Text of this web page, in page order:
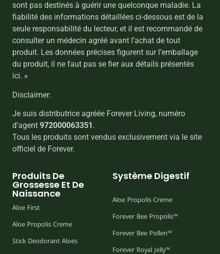
sont pas destinés à guérir une quelconque maladie. La
fiabilité des informations détaillées ci-dessous est de la
seule responsabilité du lecteur, et il est recommandé de
consulter un médecin agréé avant l’achat de tout
produit. Les données précises figurent sur l’emballage
du produit, il ne faut pas se fier aux détails présentés
ici. »
Disclaimer:
Je suis distributrice agréée Forever Living, numéro
d’agent 972000063351.
Tous les produits sont vendus exclusivement via le site
officiel de Forever.
Produits De
Grossesse Et De
Naissance
Aloe First
Aloe Propolis Creme
Stick Deodorant Aloes
Système Digestif
Aloe Propolis Creme
Forever Bee Propolis™
Forever Bee Pollen™
Forever Royal Jelly™